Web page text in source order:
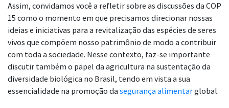
Assim, convidamos você a refletir sobre as discussões da COP
15 como o momento em que precisamos direcionar nossas
ideias e iniciativas para a revitalização das espécies de seres
vivos que compõem nosso patrimônio de modo a contribuir
com toda a sociedade. Nesse contexto, faz-se importante
discutir também o papel da agricultura na sustentação da
diversidade biológica no Brasil, tendo em vista a sua
essencialidade na promoção da segurança alimentarglobal.